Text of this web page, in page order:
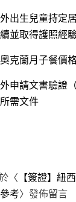
出生兒童持定
並取得護照經
克蘭月子餐價
申請文書驗證
需文件
〈 【簽證】紐
考〉發佈留言